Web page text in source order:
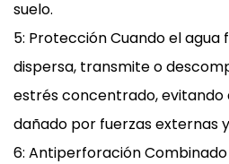
suelo.
5: Protección Cuando el agua
dispersa, transmite o
estrés concentrado, evitando
dañado por fuerzas externas
6: Antiperforación